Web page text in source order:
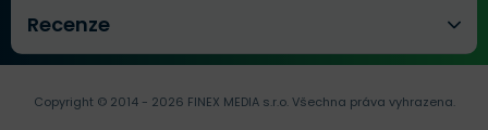
Recenze
Copyright © 2014 - 2026 FINEX MEDIA s.r.o.Všechna práva vyhrazena.